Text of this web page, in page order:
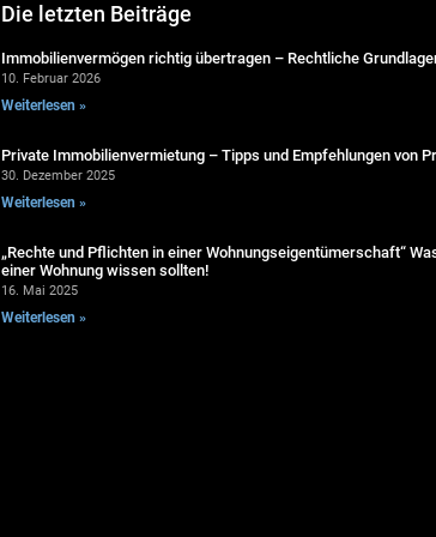
Die letzten Beiträge
Immobilienvermögen richtig übertragen – Rechtliche
10. Februar 2026
Weiterlesen »
Private Immobilienvermietung – Tipps und Empfehlungen von
30. Dezember 2025
Weiterlesen »
„Rechte und Pflichten in einer Wohnungseigentümerschaft“
einer Wohnung wissen sollten!
16. Mai 2025
Weiterlesen »